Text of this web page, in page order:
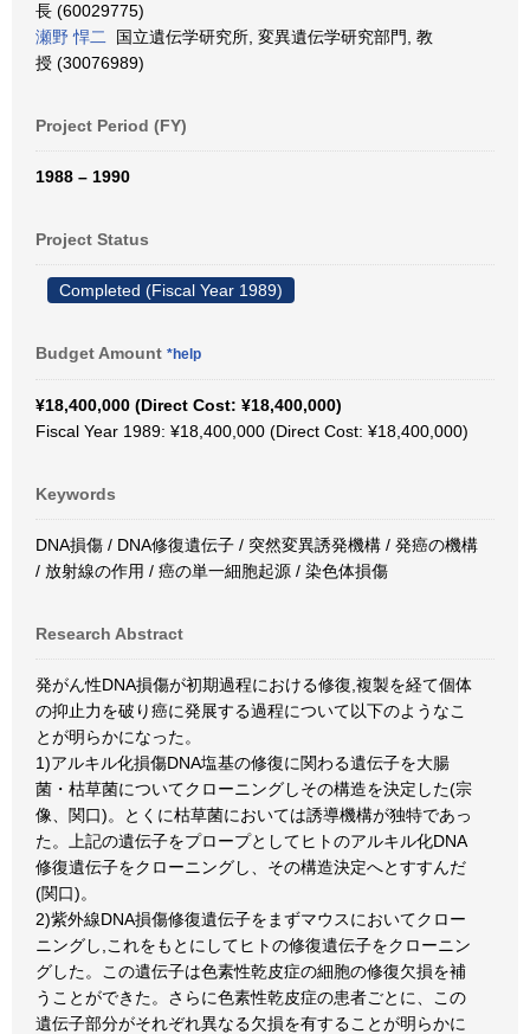
長 (60029775)
瀬野 悍二
国立遺伝学研究所, 変異遺伝学研究部門, 教
授 (30076989)
Project Period (FY)
1988 – 1990
Project Status
Completed (Fiscal Year 1989)
Budget Amount *help
¥18,400,000 (Direct Cost: ¥18,400,000)
Fiscal Year 1989: ¥18,400,000 (Direct Cost: ¥18,400,000)
Keywords
DNA損傷 / DNA修復遺伝子 / 突然変異誘発機構 / 発癌の機構
/ 放射線の作用 / 癌の単一細胞起源 / 染色体損傷
Research Abstract
発がん性DNA損傷が初期過程における修復,複製を経て個体
の抑止力を破り癌に発展する過程について以下のようなこ
とが明らかになった。
1)アルキル化損傷DNA塩基の修復に関わる遺伝子を大腸
菌・枯草菌についてクローニングしその構造を決定した(宗
像、関口)。とくに枯草菌においては誘導機構が独特であっ
た。上記の遺伝子をプロープとしてヒトのアルキル化DNA
修復遺伝子をクローニングし、その構造決定へとすすんだ
(関口)。
2)紫外線DNA損傷修復遺伝子をまずマウスにおいてクロー
ニングし,これをもとにしてヒトの修復遺伝子をクローニン
グした。この遺伝子は色素性乾皮症の細胞の修復欠損を補
うことができた。さらに色素性乾皮症の患者ごとに、この
遺伝子部分がそれぞれ異なる欠損を有することが明らかに